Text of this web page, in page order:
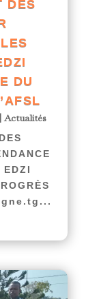
DES
DU
Actualités
EDZI